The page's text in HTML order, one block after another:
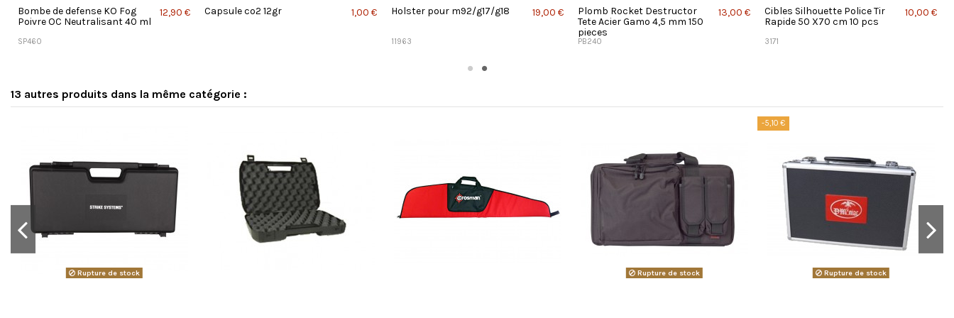
Bombe de defense KO Fog
Poivre OC Neutralisant 40 ml
SP460
12,90 € Capsule co2 12gr 1,00 € Holster pour m92/g17/g18
11963
19,00 €
Plomb Rocket Destructor
Tete Acier Gamo 4,5 mm 150
pieces
PB240
13,00 €
Cibles Silhouette Police Tir
Rapide 50 X70 cm 10 pcs
3171
10,00 €
13 autres produits dans la même catégorie :
Rupture de stock Rupture de stock
-5,10 €
Rupture de stock